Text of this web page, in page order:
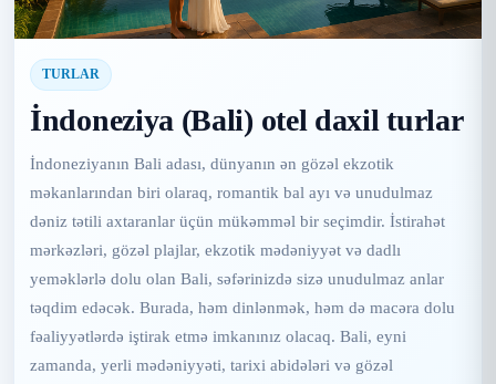
TURLAR
İndoneziya (Bali) otel daxil turlar
İndoneziyanın Bali adası, dünyanın ən gözəl ekzotik
məkanlarından biri olaraq, romantik bal ayı və unudulmaz
dəniz tətili axtaranlar üçün mükəmməl bir seçimdir. İstirahət
mərkəzləri, gözəl plajlar, ekzotik mədəniyyət və dadlı
yeməklərlə dolu olan Bali, səfərinizdə sizə unudulmaz anlar
təqdim edəcək. Burada, həm dinlənmək, həm də macəra dolu
fəaliyyətlərdə iştirak etmə imkanınız olacaq. Bali, eyni
zamanda, yerli mədəniyyəti, tarixi abidələri və gözəl